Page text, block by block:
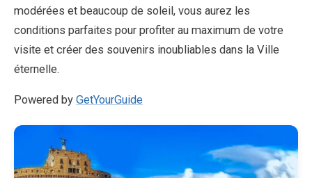
modérées et beaucoup de soleil, vous aurez les
conditions parfaites pour profiter au maximum de votre
visite et créer des souvenirs inoubliables dans la Ville
éternelle.
Powered by GetYourGuide